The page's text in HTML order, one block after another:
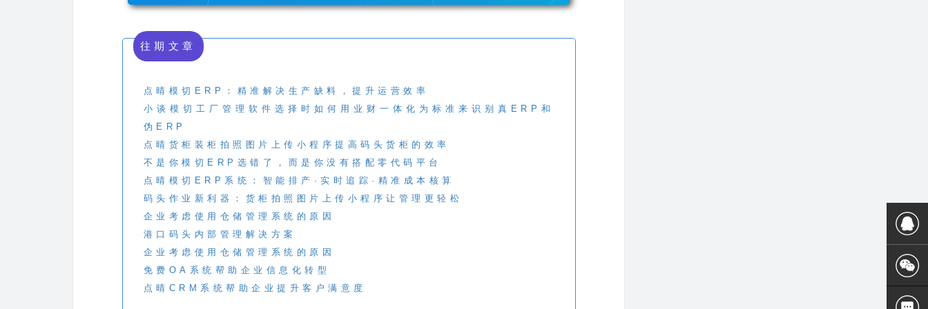
往期文章
点晴模切ERP：精准解决生产缺料，提升运营效率
小谈模切工厂管理软件选择时如何用业财一体化为标准来识别真ERP和
伪ERP
点晴货柜装柜拍照图片上传小程序提高码头货柜的效率
不是你模切ERP选错了，而是你没有搭配零代码平台
点晴模切ERP系统：智能排产·实时追踪·精准成本核算
码头作业新利器：货柜拍照图片上传小程序让管理更轻松
企业考虑使用仓储管理系统的原因
港口码头内部管理解决方案
企业考虑使用仓储管理系统的原因
免费OA系统帮助企业信息化转型
点晴CRM系统帮助企业提升客户满意度